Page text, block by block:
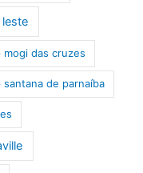
das cruzes
de parnaíba